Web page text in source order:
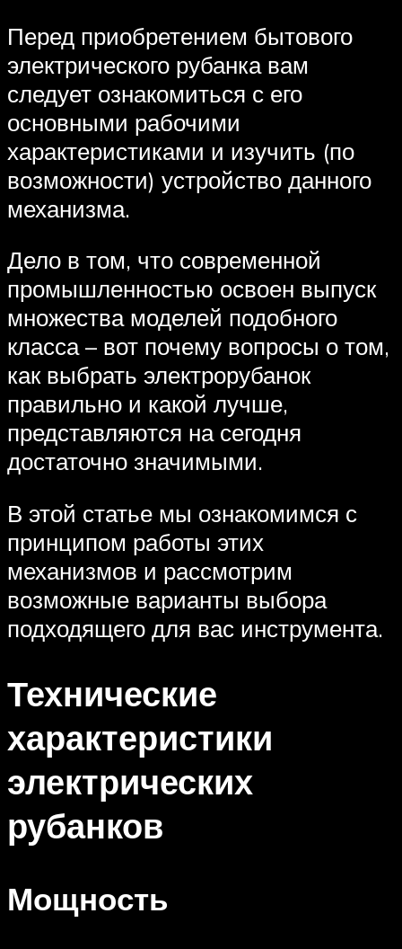
Перед приобретением бытового
электрического рубанка вам
следует ознакомиться с его
основными рабочими
характеристиками и изучить (по
возможности) устройство данного
механизма.
Дело в том, что современной
промышленностью освоен выпуск
множества моделей подобного
класса – вот почему вопросы о том,
как выбрать электрорубанок
правильно и какой лучше,
представляются на сегодня
достаточно значимыми.
В этой статье мы ознакомимся с
принципом работы этих
механизмов и рассмотрим
возможные варианты выбора
подходящего для вас инструмента.
Технические
характеристики
электрических
рубанков
Мощность